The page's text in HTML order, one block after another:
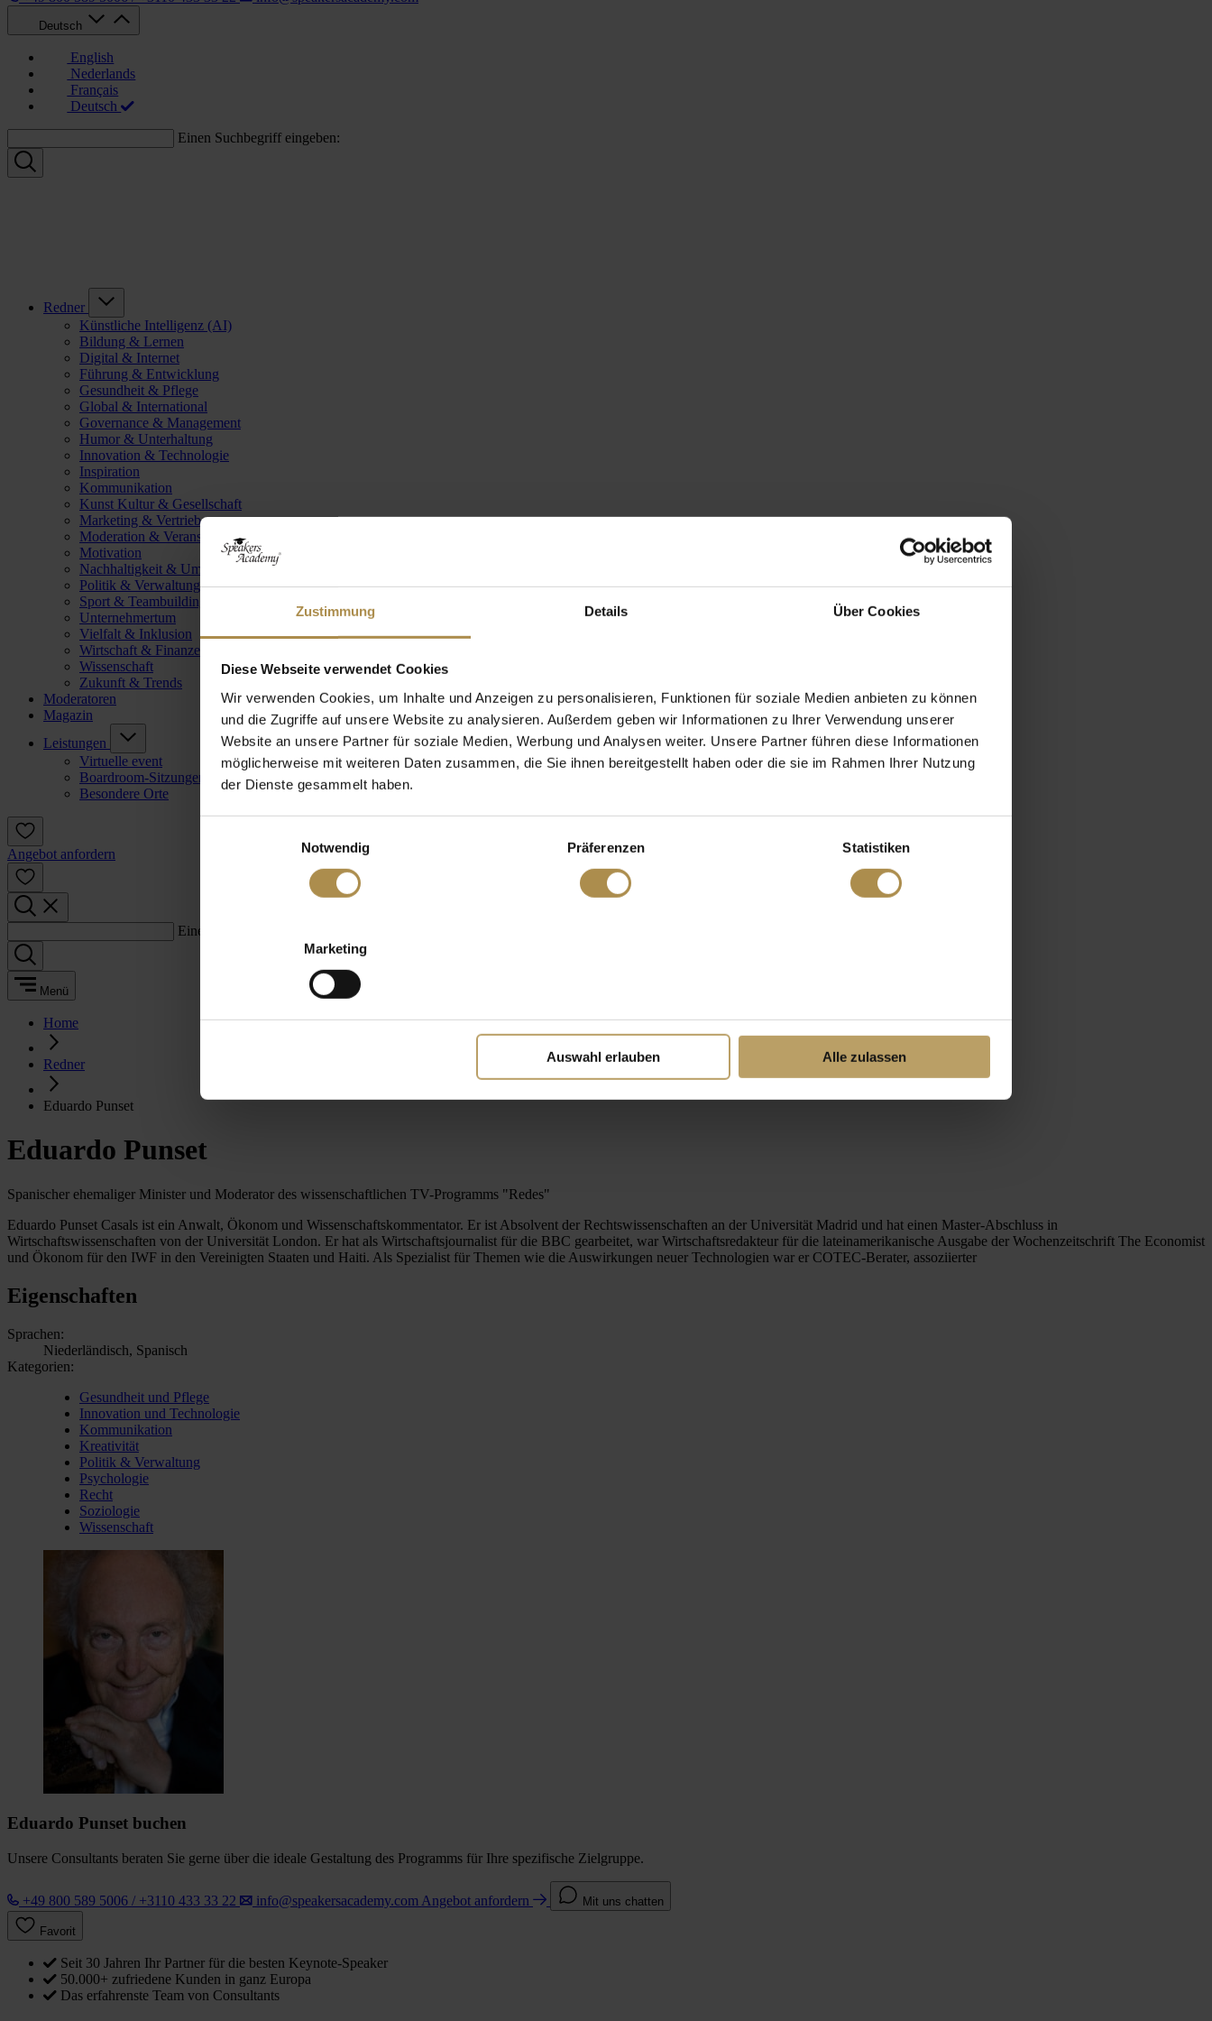
Zustimmung Details Über Cookies
Diese Webseite verwendet Cookies
Wir verwenden Cookies, um Inhalte und Anzeigen zu personalisieren, Funktionen für soziale Medien anbieten zu können
und die Zugriffe auf unsere Website zu analysieren. Außerdem geben wir Informationen zu Ihrer Verwendung unserer
Website an unsere Partner für soziale Medien, Werbung und Analysen weiter. Unsere Partner führen diese Informationen
möglicherweise mit weiteren Daten zusammen, die Sie ihnen bereitgestellt haben oder die sie im Rahmen Ihrer Nutzung
der Dienste gesammelt haben.
Notwendig
Präferenzen Statistiken
Marketing
Auswahl erlauben Alle zulassen
Deutsch
English
Nederlands
Français
Deutsch
Einen Suchbegriff eingeben:
Redner
Künstliche Intelligenz (AI)
Bildung & Lernen
Digital & Internet
Führung & Entwicklung
Gesundheit & Pflege
Global & International
Governance & Management
Humor & Unterhaltung
Innovation & Technologie
Inspiration
Kommunikation
Kunst Kultur & Gesellschaft
Marketing & Vertrieb
Moderation & Veranstaltungsleitung
Motivation
Nachhaltigkeit & Umwelt
Politik & Verwaltung
Sport & Teambuilding
Unternehmertum
Vielfalt & Inklusion
Wirtschaft & Finanzen
Wissenschaft
Zukunft & Trends
Moderatoren
Magazin
Leistungen
Virtuelle event
Boardroom-Sitzungen
Besondere Orte
Angebot anfordern
Einen Suchbegriff eingeben:
Menü
Home
Redner
Eduardo Punset
Eduardo Punset
Spanischer ehemaliger Minister und Moderator des wissenschaftlichen TV-Programms "Redes"
Eduardo Punset Casals ist ein Anwalt, Ökonom und Wissenschaftskommentator. Er ist Absolvent der Rechtswissenschaften an der Universität Madrid und hat einen Master-Abschluss in
Wirtschaftswissenschaften von der Universität London. Er hat als Wirtschaftsjournalist für die BBC gearbeitet, war Wirtschaftsredakteur für die lateinamerikanische Ausgabe der Wochenzeitschrift The Economist
und Ökonom für den IWF in den Vereinigten Staaten und Haiti. Als Spezialist für Themen wie die Auswirkungen neuer Technologien war er COTEC-Berater, assoziierter
Eigenschaften
Sprachen:
Niederländisch, Spanisch
Kategorien:
Gesundheit und Pflege
Innovation und Technologie
Kommunikation
Kreativität
Politik & Verwaltung
Psychologie
Recht
Soziologie
Wissenschaft
Eduardo Punset buchen
Unsere Consultants beraten Sie gerne über die ideale Gestaltung des Programms für Ihre spezifische Zielgruppe.
+49 800 589 5006 / +3110 433 33 22 info@speakersacademy.com Angebot anfordern Mit uns chatten
Favorit
Seit 30 Jahren Ihr Partner für die besten Keynote-Speaker
50.000+ zufriedene Kunden in ganz Europa
Das erfahrenste Team von Consultants